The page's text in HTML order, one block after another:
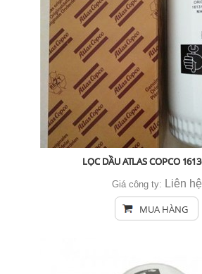
LỌC DẦU ATLAS COPCO
Giá công ty: Liên hệ
MUA HÀNG